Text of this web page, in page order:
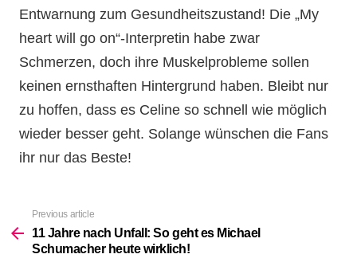
Entwarnung zum Gesundheitszustand! Die „My
heart will go on“-Interpretin habe zwar
Schmerzen, doch ihre Muskelprobleme sollen
keinen ernsthaften Hintergrund haben. Bleibt nur
zu hoffen, dass es Celine so schnell wie möglich
wieder besser geht. Solange wünschen die Fans
ihr nur das Beste!
more
Previous article
11 Jahre nach Unfall: So geht es Michael
Schumacher heute wirklich!